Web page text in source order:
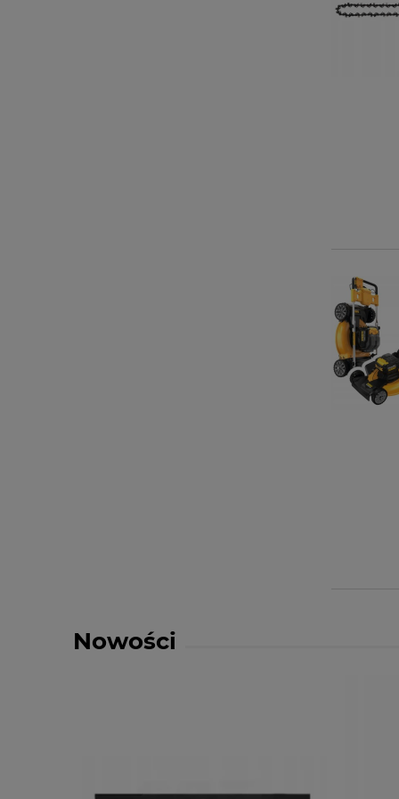
Nowości